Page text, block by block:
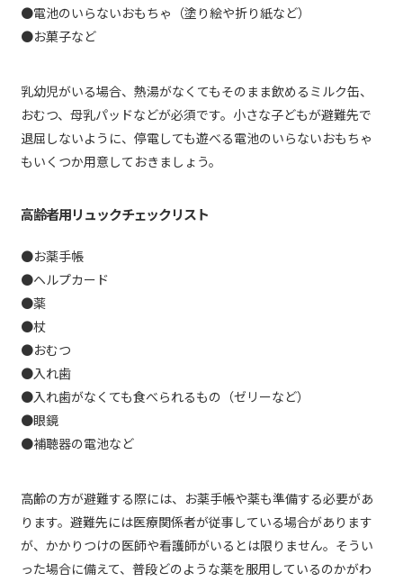
●電池のいらないおもちゃ（塗り絵や折り紙など）
●お菓子など
乳幼児がいる場合、熱湯がなくてもそのまま飲めるミルク缶、
おむつ、母乳パッドなどが必須です。小さな子どもが避難先で
退屈しないように、停電しても遊べる電池のいらないおもちゃ
もいくつか用意しておきましょう。
高齢者用リュックチェックリスト
●お薬手帳
●ヘルプカード
●薬
●杖
●おむつ
●入れ歯
●入れ歯がなくても食べられるもの（ゼリーなど）
●眼鏡
●補聴器の電池など
高齢の方が避難する際には、お薬手帳や薬も準備する必要があ
ります。避難先には医療関係者が従事している場合があります
が、かかりつけの医師や看護師がいるとは限りません。そうい
った場合に備えて、普段どのような薬を服用しているのかがわ